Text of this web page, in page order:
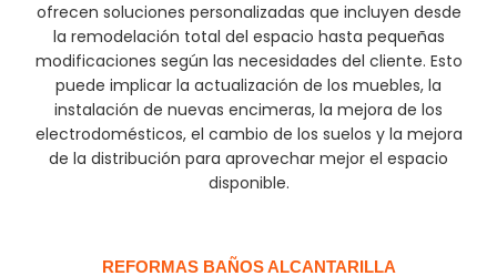
ofrecen soluciones personalizadas que incluyen desde
la remodelación total del espacio hasta pequeñas
modificaciones según las necesidades del cliente. Esto
puede implicar la actualización de los muebles, la
instalación de nuevas encimeras, la mejora de los
electrodomésticos, el cambio de los suelos y la mejora
de la distribución para aprovechar mejor el espacio
disponible.
REFORMAS BAÑOS ALCANTARILLA